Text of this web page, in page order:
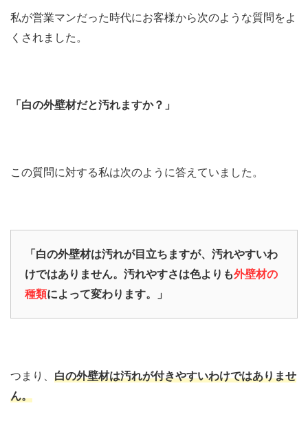
私が営業マンだった時代にお客様から次のような質問をよ
くされました。
「白の外壁材だと汚れますか？」
この質問に対する私は次のように答えていました。
「白の外壁材は汚れが目立ちますが、汚れやすいわ
けではありません。 汚れやすさは色よりも外壁材の
種類によって変わります。」
つまり、 白の外壁材は汚れが付きやすいわけではありませ
ん。